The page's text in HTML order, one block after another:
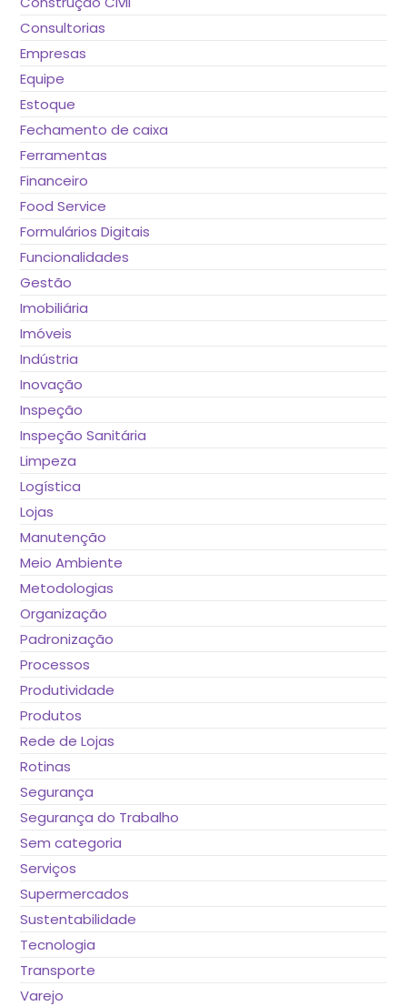
Consultorias
Empresas
Equipe
Estoque
Fechamento de caixa
Ferramentas
Financeiro
Food Service
Formulários Digitais
Funcionalidades
Gestão
Imobiliária
Imóveis
Indústria
Inovação
Inspeção
Inspeção Sanitária
Limpeza
Logística
Lojas
Manutenção
Meio Ambiente
Metodologias
Organização
Padronização
Processos
Produtividade
Produtos
Rede de Lojas
Rotinas
Segurança
Segurança do Trabalho
Sem categoria
Serviços
Supermercados
Sustentabilidade
Tecnologia
Transporte
Varejo